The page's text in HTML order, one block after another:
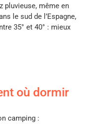
pluvieuse, même en
le sud de l’Espagne,
35° et 40° : mieux
où dormir
camping :